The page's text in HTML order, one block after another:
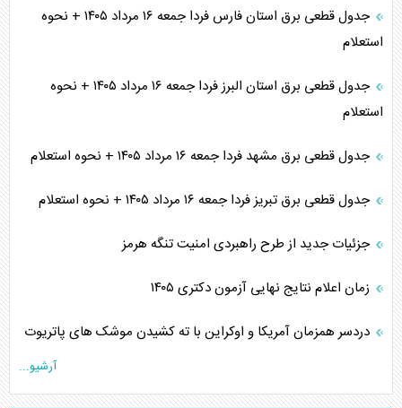
جدول قطعی برق استان فارس فردا جمعه ۱۶ مرداد ۱۴۰۵ + نحوه
استعلام
جدول قطعی برق استان البرز فردا جمعه ۱۶ مرداد ۱۴۰۵ + نحوه
استعلام
جدول قطعی برق مشهد فردا جمعه ۱۶ مرداد ۱۴۰۵ + نحوه استعلام
جدول قطعی برق تبریز فردا جمعه ۱۶ مرداد ۱۴۰۵ + نحوه استعلام
جزئیات جدید از طرح راهبردی امنیت تنگه هرمز
زمان اعلام نتایج نهایی آزمون دکتری ۱۴۰۵
دردسر همزمان آمریکا و اوکراین با ته کشیدن موشک های پاتریوت
آرشیو...